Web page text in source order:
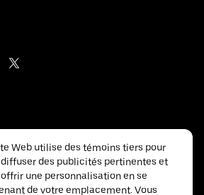
Web utilise des témoins tiers pour
des publicités pertinentes et
une personnalisation en se
de votre emplacement. Vous